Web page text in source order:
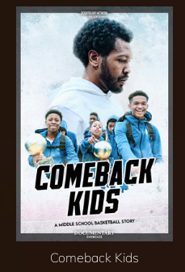
Comeback Kids